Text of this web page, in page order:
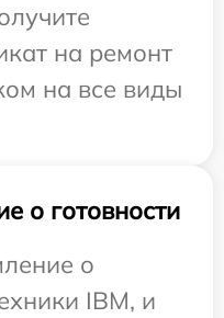
на ремонт
на все виды
о готовности
о
IBM, и